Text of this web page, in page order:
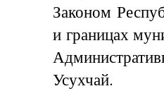
Законом
и границах
Усухчай.